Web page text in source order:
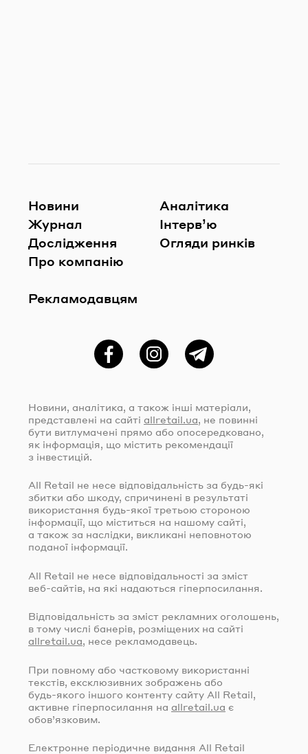
Новини
Журнал
Дослідження
Про компанію
Рекламодавцям
Аналітика
Інтерв’ю
Огляди ринків
ФейсбукInstagramTelegram
Новини, аналітика, а також інші матеріали,
представлені на сайті allretail.ua, не повинні
бути витлумачені прямо або опосередковано,
як інформація, що містить рекомендації
з інвестицій.
All Retail не несе відповідальність за будь-які
збитки або шкоду, спричинені в результаті
використання будь-якої третьою стороною
інформації, що міститься на нашому сайті,
а також за наслідки, викликані неповнотою
поданої інформації.
All Retail не несе відповідальності за зміст
веб-сайтів, на які надаються гіперпосилання.
Відповідальність за зміст рекламних оголошень,
в тому числі банерів, розміщених на сайті
allretail.ua, несе рекламодавець.
При повному або частковому використанні
текстів, ексклюзивних зображень або
будь-якого іншого контенту сайту All Retail,
активне гіперпосилання на allretail.ua є
обов’язковим.
Електронне періодичне видання All Retail